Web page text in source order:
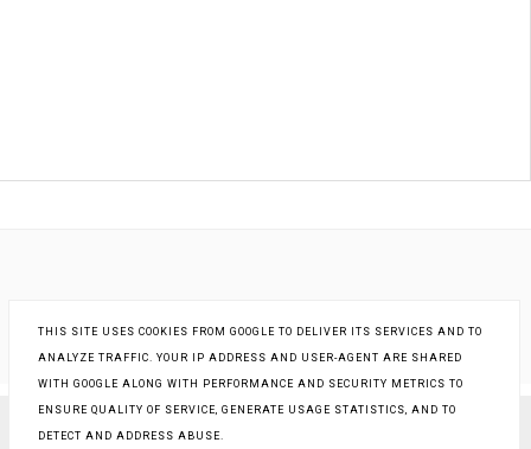
COPYRIGHT © KSIĄŻKI - INNA RZECZYWISTOŚĆ
THIS SITE USES COOKIES FROM GOOGLE TO DELIVER ITS SERVICES AND TO
ANALYZE TRAFFIC. YOUR IP ADDRESS AND USER-AGENT ARE SHARED
WITH GOOGLE ALONG WITH PERFORMANCE AND SECURITY METRICS TO
ENSURE QUALITY OF SERVICE, GENERATE USAGE STATISTICS, AND TO
DETECT AND ADDRESS ABUSE.